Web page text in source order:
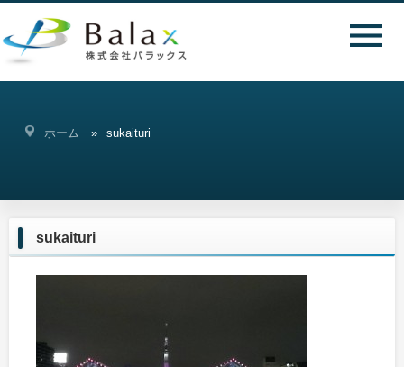
ホーム sukaituri
sukaituri